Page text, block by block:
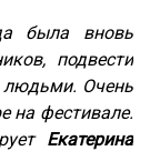
была вновь
подвести
людьми. Очень
на фестивале.
Екатерина